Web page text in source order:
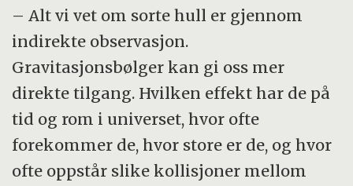
– Alt vi vet om sorte hull er gjennom
indirekte observasjon.
Gravitasjonsbølger kan gi oss mer
direkte tilgang. Hvilken effekt har de på
tid og rom i universet, hvor ofte
forekommer de, hvor store er de, og hvor
ofte oppstår slike kollisjoner mellom